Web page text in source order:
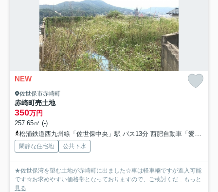
NEW
佐世保市赤崎町
赤崎町売土地
350万円
257.65㎡ (-)
松浦鉄道西九州線「佐世保中央」駅 バス13分 西肥自動車「愛宕中学校入口」 停歩4分
閑静な住宅地 公共下水
★佐世保湾を望む土地が赤崎町に出ました☆車は軽車輛ですが進入可能
です☆お求めやすい価格帯となっておりますので、ご検討くだ... もっと
見る